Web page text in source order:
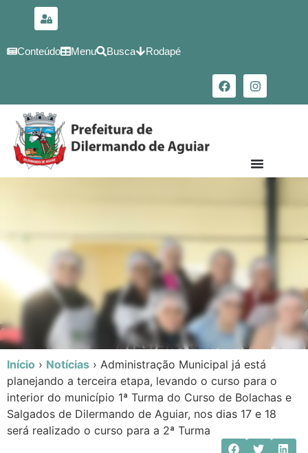
conteúdo
Conteúdo Menu Busca Rodapé
Início › Notícias › Administração Municipal já está
planejando a terceira etapa, levando o curso para o
interior do município 1ª Turma do Curso de Bolachas e
Salgados de Dilermando de Aguiar, nos dias 17 e 18
será realizado o curso para a 2ª Turma